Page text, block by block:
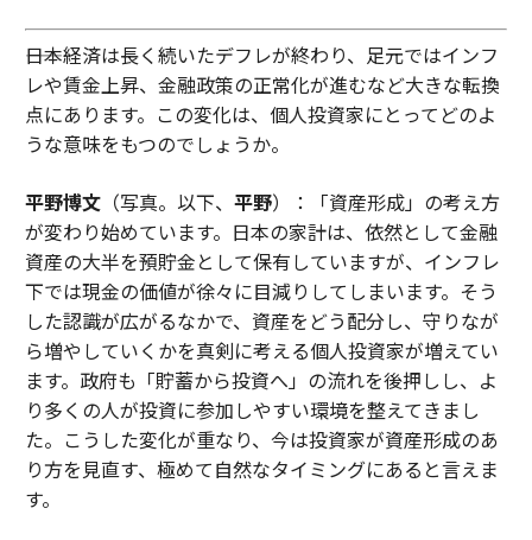
――日本経済は長く続いたデフレが終わり、足元ではインフ
レや賃金上昇、金融政策の正常化が進むなど大きな転換
点にあります。この変化は、個人投資家にとってどのよ
うな意味をもつのでしょうか。
平野博文（写真。以下、 平野）：「資産形成」の考え方
が変わり始めています。日本の家計は、依然として金融
資産の大半を預貯金として保有していますが、インフレ
下では現金の価値が徐々に目減りしてしまいます。そう
した認識が広がるなかで、資産をどう配分し、守りなが
ら増やしていくかを真剣に考える個人投資家が増えてい
ます。政府も「貯蓄から投資へ」の流れを後押しし、よ
り多くの人が投資に参加しやすい環境を整えてきまし
た。こうした変化が重なり、今は投資家が資産形成のあ
り方を見直す、極めて自然なタイミングにあると言えま
す。